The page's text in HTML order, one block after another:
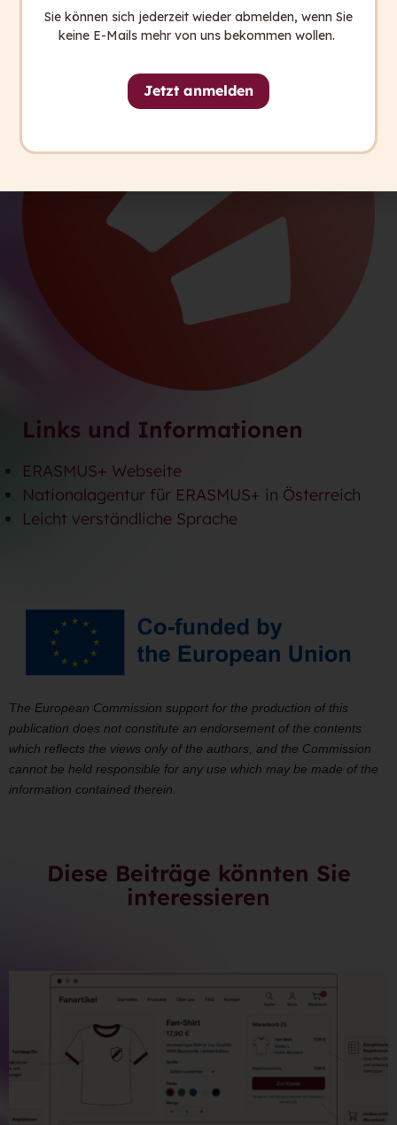
Links und Informationen
ERASMUS+ Webseite
Nationalagentur für ERASMUS+ in Österreich
Leicht verständliche Sprache
The European Commission support for the production of this
publication does not constitute an endorsement of the contents
which reflects the views only of the authors, and the Commission
cannot be held responsible for any use which may be made of the
information contained therein.
Diese Beiträge könnten Sie
interessieren
Sie können sich jederzeit wieder abmelden, wenn Sie
keine E-Mails mehr von uns bekommen wollen.
Jetzt anmelden